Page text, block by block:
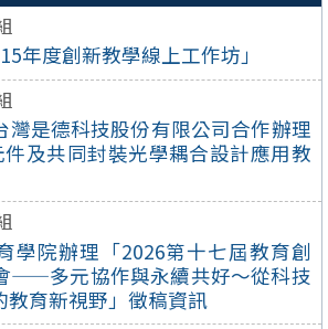
年度創新教學線上工作坊」
灣是德科技股份有限公司合作辦理
及共同封裝光學耦合設計應用教
學院辦理「2026第十七屆教育創
——多元協作與永續共好～從科技
教育新視野」徵稿資訊